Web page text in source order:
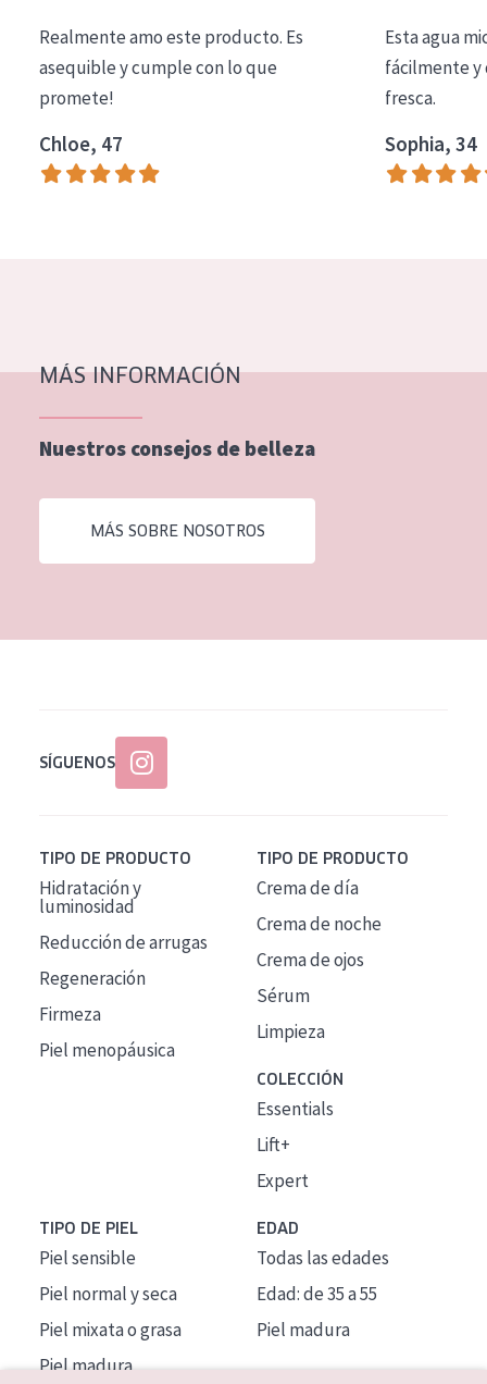
Realmente amo este producto. Es
asequible y cumple con lo que
promete!
Chloe, 47
Esta agua
fácilmente y
fresca.
Sophia, 34
MÁS INFORMACIÓN
Nuestros consejos de belleza
MÁS SOBRE NOSOTROS
SÍGUENOS
TIPO DE PRODUCTO
Hidratación y
luminosidad
Reducción de arrugas
Regeneración
Firmeza
Piel menopáusica
TIPO DE PRODUCTO
Crema de día
Crema de noche
Crema de ojos
Sérum
Limpieza
COLECCIÓN
Essentials
Lift+
Expert
TIPO DE PIEL
Piel sensible
Piel normal y seca
Piel mixata o grasa
Piel madura
EDAD
Todas las edades
Edad: de 35 a 55
Piel madura